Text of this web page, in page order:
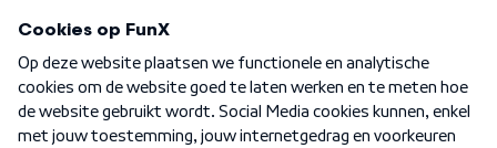
Algemene voorwaarden Privacybeleid